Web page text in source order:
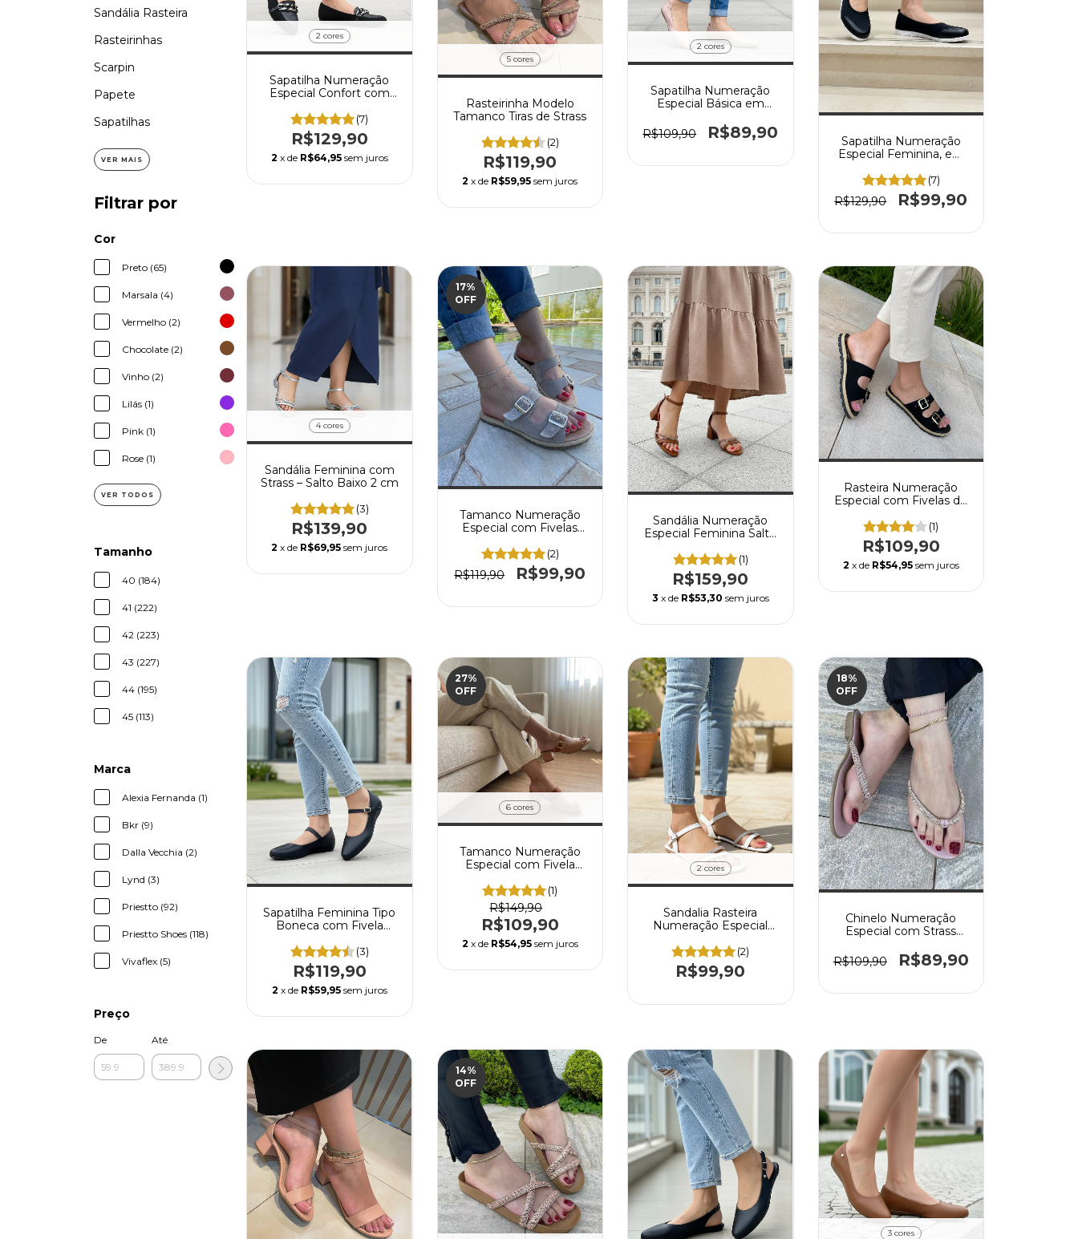
Sandália Rasteira
Rasteirinhas
Scarpin
Papete
Sapatilhas
VER MAIS
Filtrar por
Cor
Preto (65)
Marsala (4)
Vermelho (2)
Chocolate (2)
Vinho (2)
Lilás (1)
Pink (1)
Rose (1)
VER TODOS
Tamanho
40 (184)
41 (222)
42 (223)
43 (227)
44 (195)
45 (113)
Marca
Alexia Fernanda (1)
Bkr (9)
Dalla Vecchia (2)
Lynd (3)
Priestto (92)
Priestto Shoes (118)
Vivaflex (5)
Preço
De Até
2 cores
Sapatilha Numeração
Especial Confort com
Enfeite ABS(7)
R$129,90
2 x de R$64,95 sem juros
5 cores
Rasteirinha Modelo
Tamanco Tiras de Strass
(2)
R$119,90
2 x de R$59,95 sem juros
2 cores
Sapatilha Numeração
Especial Básica em
R$109,90
R$89,90
Sapatilha Numeração
Especial Feminina, em
solado confort Branco
(7)
R$129,90 R$99,90
4 cores
Sandália Feminina com
Strass – Salto Baixo 2 cm
(3)
R$139,90
2 x de R$69,95 sem juros
17%
OFF
Tamanco Numeração
Especial com Fivelas
Camurça (2)
R$119,90 R$99,90
Sandália Numeração
Especial Feminina Salto
(1)
R$159,90
3 x de R$53,30 sem juros
Rasteira Numeração
Especial com Fivelas de
detalhe em Corda
(1)
R$109,90
2 x de R$54,95 sem juros
Sapatilha Feminina Tipo
Boneca com Fivela
(3)
R$119,90
2 x de R$59,95 sem juros
27%
OFF
6 cores
Tamanco Numeração
Especial com Fivela
(forma pequena)
(1)
R$149,90
R$109,90
2 x de R$54,95 sem juros
2 cores
Sandalia Rasteira
Numeração Especial
(2)
R$99,90
18%
OFF
Chinelo Numeração
Especial com Strass
cm
R$109,90 R$89,90
14%
OFF
3 cores